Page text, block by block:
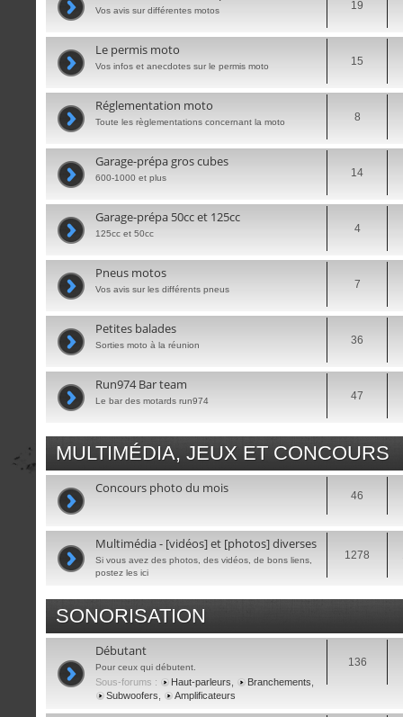
Vos avis sur différentes motos 19
Le permis moto
Vos infos et anecdotes sur le permis moto 15
Réglementation moto
Toute les règlementations concernant la moto 8
Garage-prépa gros cubes
600-1000 et plus 14
Garage-prépa 50cc et 125cc
125cc et 50cc 4
Pneus motos
Vos avis sur les différents pneus 7
Petites balades
Sorties moto à la réunion 36
Run974 Bar team
Le bar des motards run974 47
MULTIMÉDIA, JEUX ET CONCOURS
Concours photo du mois 46
Multimédia - [vidéos] et [photos] diverses
Si vous avez des photos, des vidéos, de bons liens,
postez les ici
1278
SONORISATION
Débutant
Pour ceux qui débutent.
Sous-forums : Haut-parleurs Branchements
Subwoofers
Amplificateurs
136